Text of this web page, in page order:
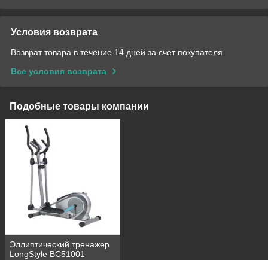
Условия возврата
Возврат товара в течение 14 дней за счет покупателя
Все условия возврата
Подобные товары компании
Эллиптический тренажер
LongStyle BC51001